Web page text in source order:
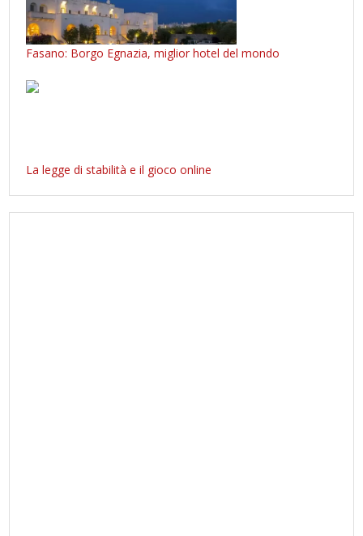
Fasano: Borgo Egnazia, miglior hotel del mondo
La legge di stabilità e il gioco online